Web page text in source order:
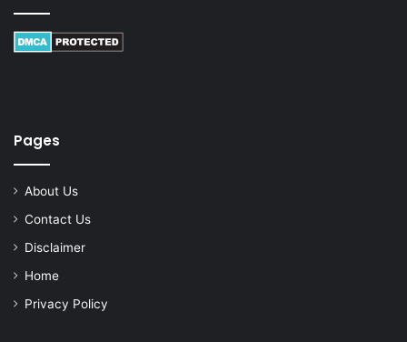
Pages
About Us
Contact Us
Disclaimer
Home
Privacy Policy